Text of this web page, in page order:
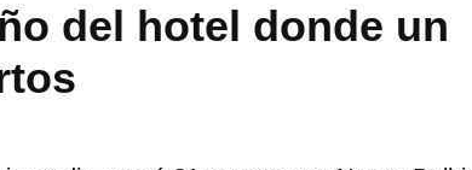
del hotel donde un